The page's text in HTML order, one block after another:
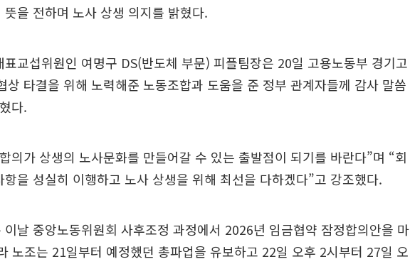
을 전하며 노사 상생 의지를 밝혔다.
표교섭위원인 여명구 DS(반도체 부문) 피플팀장은 20일 고용노동부 경기고
상 타결을 위해 노력해준 노동조합과 도움을 준 정부 관계자들께 감사 말씀
다.
의가 상생의 노사문화를 만들어갈 수 있는 출발점이 되기를 바란다”며 “회
을 성실히 이행하고 노사 상생을 위해 최선을 다하겠다”고 강조했다.
이날 중앙노동위원회 사후조정 과정에서 2026년 임금협약 잠정합의안을 마
노조는 21일부터 예정했던 총파업을 유보하고 22일 오후 2시부터 27일 오